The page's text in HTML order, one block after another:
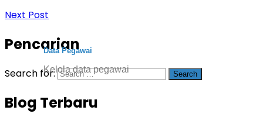
Data Pegawai
Kelola data pegawai
Next Post
Pencarian
Search for:
Blog Terbaru